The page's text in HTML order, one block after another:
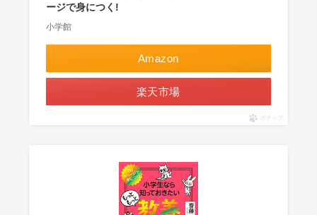
ージで身につく!
小学館
Amazon
楽天市場
ポチップ